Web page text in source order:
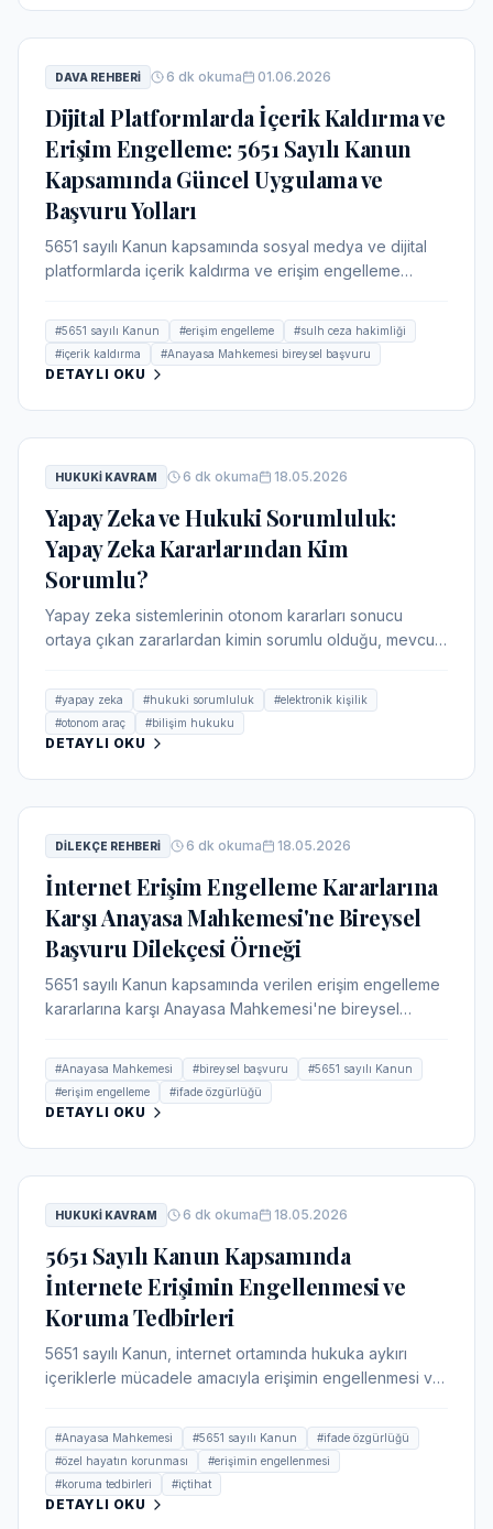
DAVA REHBERI 6 dk okuma 01.06.2026
Dijital Platformlarda İçerik Kaldırma ve
Erişim Engelleme: 5651 Sayılı Kanun
Kapsamında Güncel Uygulama ve
Başvuru Yolları
5651 sayılı Kanun kapsamında sosyal medya ve dijital
platformlarda içerik kaldırma ve erişim engelleme
(sulh ceza hakimliği, Anayasa Mahkemesi bireysel
başvurusu) güncel mevzuat ve içtihatlar ışığında ele
alınmaktadır.
#5651 sayılı Kanun #erişim engelleme #sulh ceza hakimliği
#içerik kaldırma #Anayasa Mahkemesi bireysel başvuru
DETAYLI OKU
HUKUKI KAVRAM 6 dk okuma 18.05.2026
Yapay Zeka ve Hukuki Sorumluluk:
Yapay Zeka Kararlarından Kim
Sorumlu?
Yapay zeka sistemlerinin otonom kararları sonucu
ortaya çıkan zararlardan kimin sorumlu olduğu, mevcut
ihtiyaçları incelenmektedir.
#yapay zeka #hukuki sorumluluk #elektronik kişilik
#otonom araç #bilişim hukuku
DETAYLI OKU
DILEKÇE REHBERI 6 dk okuma 18.05.2026
İnternet Erişim Engelleme Kararlarına
Karşı Anayasa Mahkemesi'ne Bireysel
Başvuru Dilekçesi Örneği
5651 sayılı Kanun kapsamında verilen erişim engelleme
kararlarına karşı Anayasa Mahkemesi'ne bireysel
şartlar ve örnek dilekçe metni bu makalede detaylı
olarak açıklanmaktadır.
#Anayasa Mahkemesi #bireysel başvuru #5651 sayılı Kanun
#erişim engelleme #ifade özgürlüğü
DETAYLI OKU
HUKUKI KAVRAM 6 dk okuma 18.05.2026
5651 Sayılı Kanun Kapsamında
İnternete Erişimin Engellenmesi ve
Koruma Tedbirleri
5651 sayılı Kanun, internet ortamında hukuka aykırı
içeriklerle mücadele amacıyla erişimin engellenmesi ve
makalede, Anayasa Mahkemesi'nin güncel içtihadı
ışığında ifade özgürlüğü ile özel hayatın korunması
arasındaki denge ele alınmaktadır.
#Anayasa Mahkemesi #5651 sayılı Kanun #ifade özgürlüğü
#özel hayatın korunması #erişimin engellenmesi
#koruma tedbirleri #içtihat
DETAYLI OKU